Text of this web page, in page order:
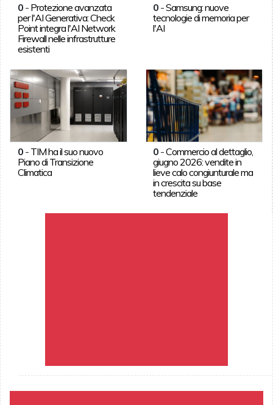
0- Protezione avanzata
per l'AI Generativa: Check
Point integra l'AI Network
Firewall nelle infrastrutture
esistenti
0 -Samsung: nuove
tecnologie di memoria per
l'AI
0- TIM ha il suo nuovo
Piano di Transizione
Climatica
0 -Commercio al dettaglio,
giugno 2026: vendite in
lieve calo congiunturale ma
in crescita su base
tendenziale